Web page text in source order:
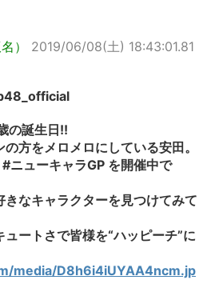
）
2019/06/08(土) 18:43:01.81
の誕生日!!
方をメロメロにしている安田。
ニューキャラGP を開催中で
なキャラクターを見つけてみて
ートさで皆様を“ハッピーチ”に
media/D8h6i4iUYAA4ncm.jp